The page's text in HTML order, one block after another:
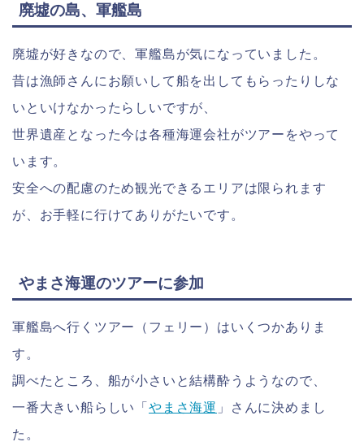
廃墟の島、軍艦島
廃墟が好きなので、軍艦島が気になっていました。
昔は漁師さんにお願いして船を出してもらったりしな
いといけなかったらしいですが、
世界遺産となった今は各種海運会社がツアーをやって
います。
安全への配慮のため観光できるエリアは限られます
が、お手軽に行けてありがたいです。
やまさ海運のツアーに参加
軍艦島へ行くツアー（フェリー）はいくつかありま
す。
調べたところ、船が小さいと結構酔うようなので、
一番大きい船らしい「 やまさ海運 」さんに決めまし
た。